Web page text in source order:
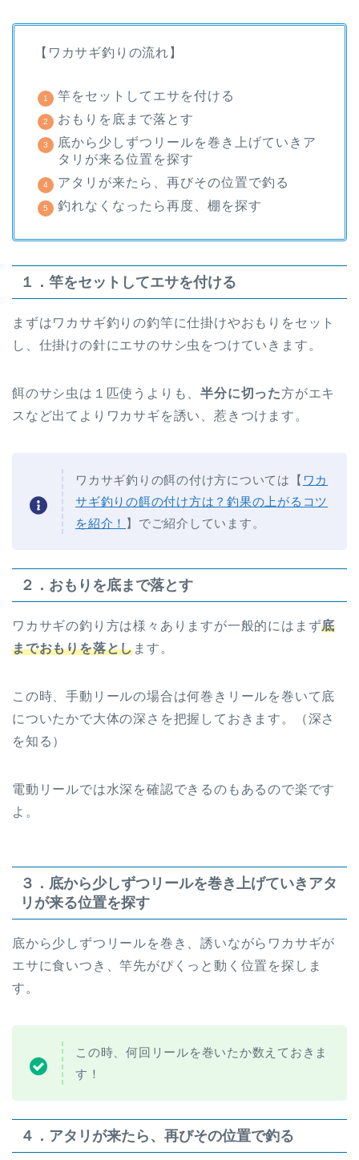
【ワカサギ釣りの流れ】
竿をセットしてエサを付ける
おもりを底まで落とす
底から少しずつリールを巻き上げていきア
タリが来る位置を探す
アタリが来たら、再びその位置で釣る
釣れなくなったら再度、棚を探す
１．竿をセットしてエサを付ける
まずはワカサギ釣りの釣竿に仕掛けやおもりをセット
し、仕掛けの針にエサのサシ虫をつけていきます。
餌のサシ虫は１匹使うよりも、半分に切った方がエキ
スなど出てよりワカサギを誘い、惹きつけます。
ワカサギ釣りの餌の付け方については【 ワカ
サギ釣りの餌の付け方は？釣果の上がるコツ
を紹介！ 】でご紹介しています。
２．おもりを底まで落とす
ワカサギの釣り方は様々ありますが一般的にはまず底
までおもりを落とします。
この時、手動リールの場合は何巻きリールを巻いて底
についたかで大体の深さを把握しておきます。（深さ
を知る）
電動リールでは水深を確認できるのもあるので楽です
よ。
３．底から少しずつリールを巻き上げていきアタ
リが来る位置を探す
底から少しずつリールを巻き、誘いながらワカサギが
エサに食いつき、竿先がぴくっと動く位置を探しま
す。
この時、何回リールを巻いたか数えておきま
す！
４．アタリが来たら、再びその位置で釣る